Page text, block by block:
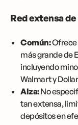
Red extensa
Común:Ofrece
más grande de
incluyendo
Walmart y
Alza:No
tan extensa,
depósitos en